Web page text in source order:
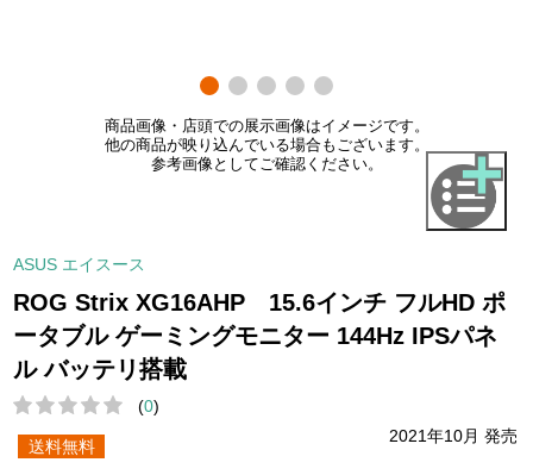
商品画像・店頭での展示画像はイメージです。
他の商品が映り込んでいる場合もございます。
参考画像としてご確認ください。
ASUS エイスース
ROG Strix XG16AHP 15.6インチ フルHD ポ
ータブル ゲーミングモニター 144Hz IPSパネ
ル バッテリ搭載
(0)
2021年10月 発売
送料無料